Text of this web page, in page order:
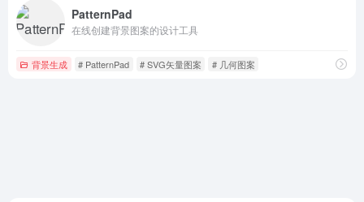
PatternPad
在线创建背景图案的设计工具
背景生成 # PatternPad # SVG矢量图案 # 几何图案